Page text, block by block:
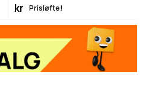
kr Prisløfte!